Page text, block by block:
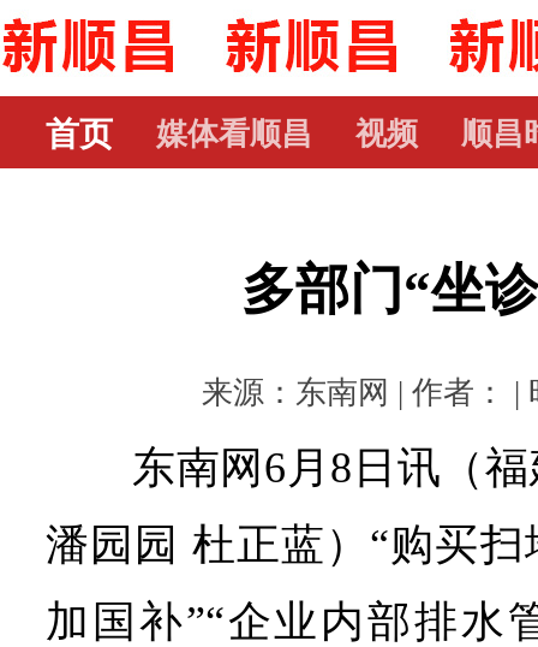
首页 媒体看顺昌 视频 顺昌
多部门“坐
来源：东南网 | 作者： |
东南网6月8日讯（
潘园园 杜正蓝）“购买
加国补”“企业内部排水